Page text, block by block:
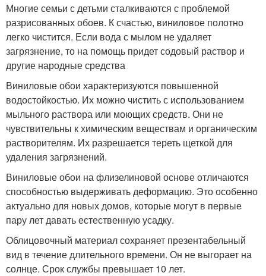
Многие семьи с детьми сталкиваются с проблемой
разрисованных обоев. К счастью, виниловое полотно
легко чистится. Если вода с мылом не удаляет
загрязнение, то на помощь придет содовый раствор и
другие народные средства
Виниловые обои характеризуются повышенной
водостойкостью. Их можно чистить с использованием
мыльного раствора или моющих средств. Они не
чувствительны к химическим веществам и органическим
растворителям. Их разрешается тереть щеткой для
удаления загрязнений.
Виниловые обои на флизелиновой основе отличаются
способностью выдерживать деформацию. Это особенно
актуально для новых домов, которые могут в первые
пару лет давать естественную усадку.
Облицовочный материал сохраняет презентабельный
вид в течение длительного времени. Он не выгорает на
солнце. Срок службы превышает 10 лет.